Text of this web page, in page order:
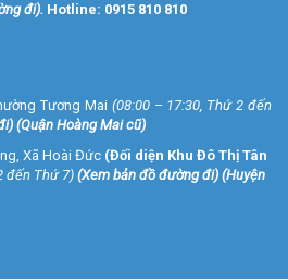
đi). Hotline: 0915 810 810
Tương Mai (08:00 – 17:30, Thứ 2 đến
) (Quận Hoàng Mai cũ)
Xã Hoài Đức (Đối diện Khu Đô Thị Tân
đến Thứ 7) (Xem bản đồ đường đi) (Huyện